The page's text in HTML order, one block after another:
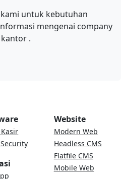
untuk kebutuhan
mengenai company
.
Website
Modern Web
Headless CMS
Flatfile CMS
Mobile Web